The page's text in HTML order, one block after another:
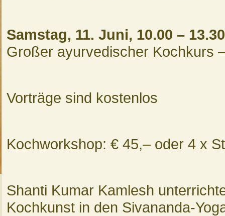
Samstag, 11. Juni, 10.00 –
Großer ayurvedischer Kochkurs
Vorträge sind kostenlos
Kochworkshop: € 45,– oder 4 x
Shanti Kumar Kamlesh
Kochkunst in den Sivananda-